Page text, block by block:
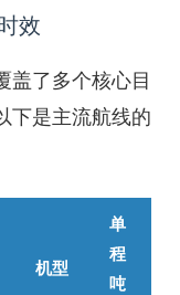
效
盖了多个核心目
下是主流航线的
机型
单
程
吨